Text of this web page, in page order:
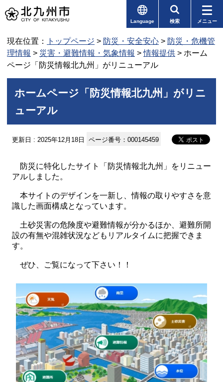
Language 検索 メニュー
現在位置： トップページ > 防災・安全安心 > 防災・危機管
理情報 > 災害・避難情報・気象情報 >情報提供 > ホーム
ページ「防災情報北九州」がリニューアル
ホームページ「防災情報北九州」がリニ
ューアル
更新日 : 2025年12月18日 ページ番号：000145459
防災に特化したサイト「防災情報北九州」をリニュー
アルしました。
本サイトのデザインを一新し、情報の取りやすさを意
識した画面構成となっています。
土砂災害の危険度や避難情報が分かるほか、避難所開
設の有無や混雑状況などもリアルタイムに把握できま
す。
ぜひ、ご覧になって下さい！！